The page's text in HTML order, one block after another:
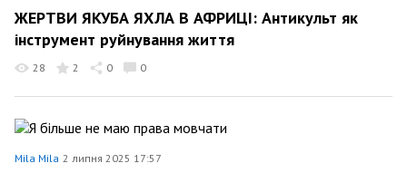
ЖЕРТВИ ЯКУБА ЯХЛА В АФРИЦІ: Антикульт як
інструмент руйнування життя
28 2 0 0
Mila Mila 2 липня 2025 17:57